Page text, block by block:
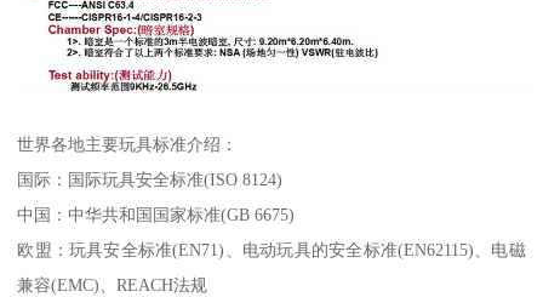
世界各地主要玩具标准介绍：
国际：国际玩具安全标准(ISO 8124)
中国：中华共和国国家标准(GB 6675)
欧盟：玩具安全标准(EN71)、电动玩具的安全标准(EN62115)、电磁
兼容(EMC)、REACH法规